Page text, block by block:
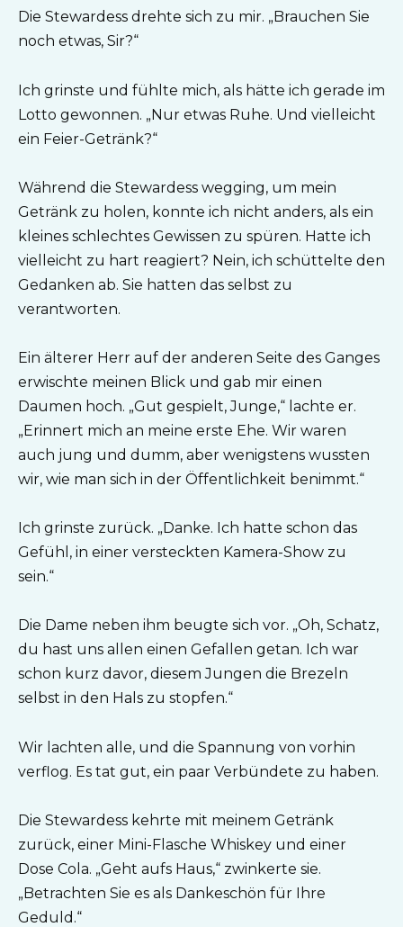
Die Stewardess drehte sich zu mir. „Brauchen Sie
noch etwas, Sir?“
Ich grinste und fühlte mich, als hätte ich gerade im
Lotto gewonnen. „Nur etwas Ruhe. Und vielleicht
ein Feier-Getränk?“
Während die Stewardess wegging, um mein
Getränk zu holen, konnte ich nicht anders, als ein
kleines schlechtes Gewissen zu spüren. Hatte ich
vielleicht zu hart reagiert? Nein, ich schüttelte den
Gedanken ab. Sie hatten das selbst zu
verantworten.
Ein älterer Herr auf der anderen Seite des Ganges
erwischte meinen Blick und gab mir einen
Daumen hoch. „Gut gespielt, Junge,“ lachte er.
„Erinnert mich an meine erste Ehe. Wir waren
auch jung und dumm, aber wenigstens wussten
wir, wie man sich in der Öffentlichkeit benimmt.“
Ich grinste zurück. „Danke. Ich hatte schon das
Gefühl, in einer versteckten Kamera-Show zu
sein.“
Die Dame neben ihm beugte sich vor. „Oh, Schatz,
du hast uns allen einen Gefallen getan. Ich war
schon kurz davor, diesem Jungen die Brezeln
selbst in den Hals zu stopfen.“
Wir lachten alle, und die Spannung von vorhin
verflog. Es tat gut, ein paar Verbündete zu haben.
Die Stewardess kehrte mit meinem Getränk
zurück, einer Mini-Flasche Whiskey und einer
Dose Cola. „Geht aufs Haus,“ zwinkerte sie.
„Betrachten Sie es als Dankeschön für Ihre
Geduld.“